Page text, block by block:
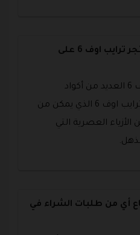
هل يوجد خصومات في متجر ترايب اوف 6 على
يتوفر في متجر ترايب اوف 6 العديد من أكواد
الخصم مثل كود خصم ترايب اوف 6 الذي يمكن من
العصرية التي
أي من طلبات الشراء في